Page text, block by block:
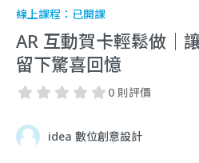
線上課程： 已開課
AR 互動賀卡輕鬆做｜
留下驚喜回憶
0 則評價
idea 數位創意設計